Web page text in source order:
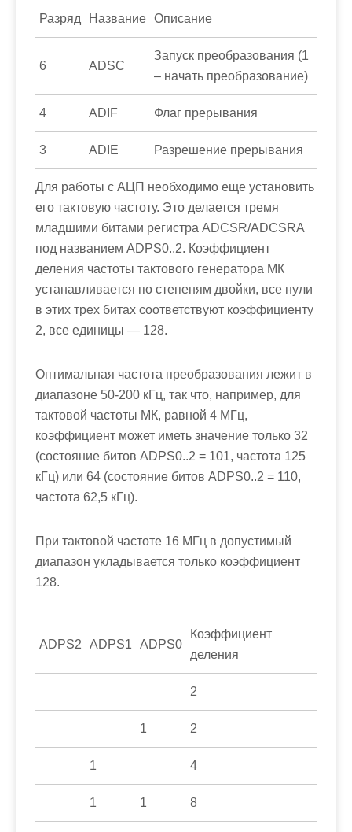
Разряд Название Описание
6 ADSC
Запуск преобразования (1
– начать преобразование)
4 ADIF Флаг прерывания
3 ADIE Разрешение прерывания
Для работы с АЦП необходимо еще установить
его тактовую частоту. Это делается тремя
младшими битами регистра ADCSR/ADCSRA
под названием ADPS0..2. Коэффициент
деления частоты тактового генератора МК
устанавливается по степеням двойки, все нули
в этих трех битах соответствуют коэффициенту
2, все единицы — 128.
Оптимальная частота преобразования лежит в
диапазоне 50-200 кГц, так что, например, для
тактовой частоты МК, равной 4 МГц,
коэффициент может иметь значение только 32
(состояние битов ADPS0..2 = 101, частота 125
кГц) или 64 (состояние битов ADPS0..2 = 110,
частота 62,5 кГц).
При тактовой частоте 16 МГц в допустимый
диапазон укладывается только коэффициент
128.
ADPS2 ADPS1 ADPS0
Коэффициент
деления
2
1 2
1 4
1 1 8